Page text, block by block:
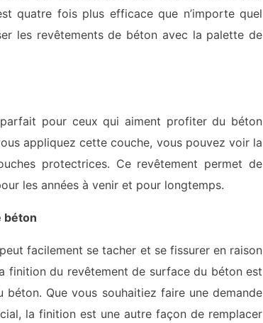
quatre fois plus efficace que n’importe quel
les revêtements de béton avec la palette de
pour ceux qui aiment profiter du béton
appliquez cette couche, vous pouvez voir la
protectrices. Ce revêtement permet de
les années à venir et pour longtemps.
béton
facilement se tacher et se fissurer en raison
finition du revêtement de surface du béton est
Que vous souhaitiez faire une demande
la finition est une autre façon de remplacer